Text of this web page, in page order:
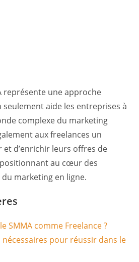
représente une approche
aide les entreprises à
complexe du marketing
aux freelances un
et d’enrichir leurs offres de
au cœur des
marketing en ligne.
SMMA comme Freelance ?
nécessaires pour réussir dans le